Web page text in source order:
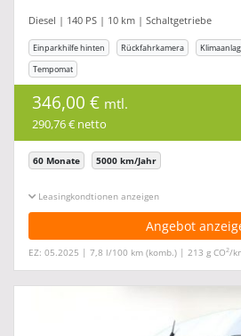
Diesel | 140 PS | 10 km | Schaltgetriebe
Einparkhilfe hinten Rückfahrkamera
Tempomat
346,00 € mtl.
290,76 € netto
60 Monate 5000 km/Jahr
Leasingkonditionen ein-/ausblenden
Angebot
EZ: 05.2025 | 7,8 l/100 km (komb.) | 213 g CO2/